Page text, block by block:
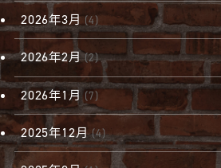
2026年3月(4)
2026年2月(2)
2026年1月 (7)
2025年12月(4)